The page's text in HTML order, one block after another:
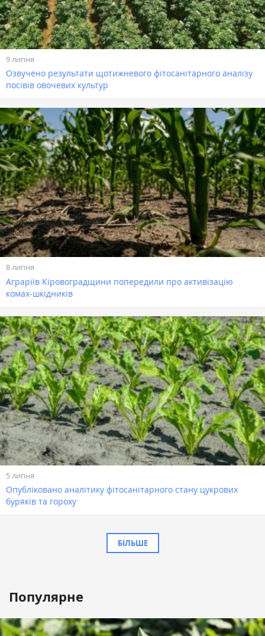
9 липня
Озвучено результати щотижневого фітосанітарного аналізу
посівів овочевих культур
8 липня
Аграріїв Кіровоградщини попередили про активізацію
комах-шкідників
5 липня
Опубліковано аналітику фітосанітарного стану цукрових
буряків та гороху
БІЛЬШЕ
Популярне